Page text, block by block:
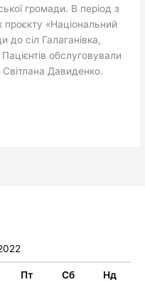
громади. В період з
«Національний
до сіл Галаганівка,
обслуговували
Світлана Давиденко.
Пт Сб Нд